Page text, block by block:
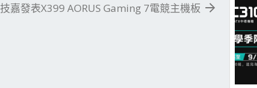
技嘉發表X399 AORUS Gaming 7電競主機板